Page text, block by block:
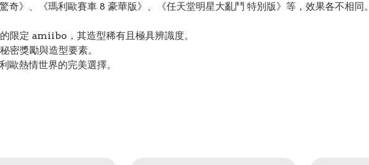
》、《瑪利歐賽車 8 豪華版》、《任天堂明星大亂鬥 特別版》等，效果各不相同。
限定 amiibo，其造型稀有且極具辨識度。
密獎勵與造型要素。
歐熱情世界的完美選擇。